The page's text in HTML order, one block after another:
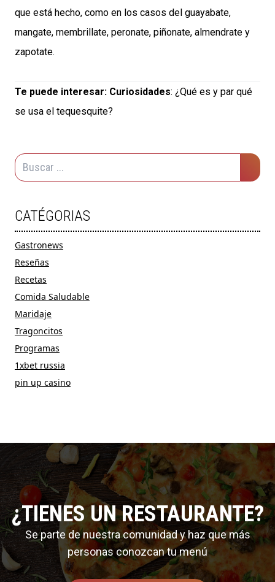
que está hecho, como en los casos del guayabate,
mangate, membrillate, peronate, piñonate, almendrate y
zapotate.
Te puede interesar: Curiosidades: ¿Qué es y par qué
se usa el tequesquite?
CATÉGORIAS
Gastronews
Reseñas
Recetas
Comida Saludable
Maridaje
Tragoncitos
Programas
1xbet russia
pin up casino
¿TIENES UN RESTAURANTE?
Se parte de nuestra comunidad y haz que más
personas conozcan tu menú